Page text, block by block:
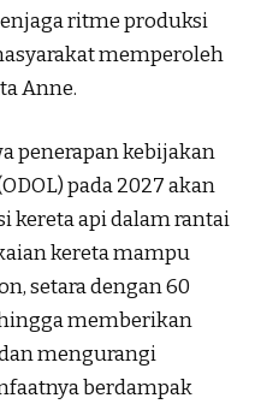
ritme produksi
memperoleh
Anne.
penerapan kebijakan
pada 2027 akan
kereta api dalam rantai
kereta mampu
setara dengan 60
memberikan
mengurangi
berdampak